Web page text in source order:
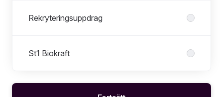
Rekryteringsuppdrag
St1 Biokraft